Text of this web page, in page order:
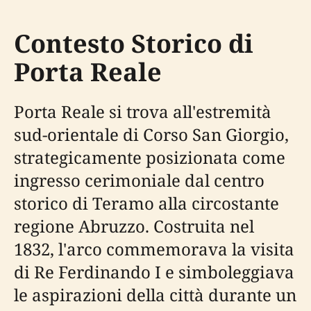
Contesto Storico di
Porta Reale
Porta Reale si trova all'estremità
sud-orientale di Corso San Giorgio,
strategicamente posizionata come
ingresso cerimoniale dal centro
storico di Teramo alla circostante
regione Abruzzo. Costruita nel
1832, l'arco commemorava la visita
di Re Ferdinando I e simboleggiava
le aspirazioni della città durante un